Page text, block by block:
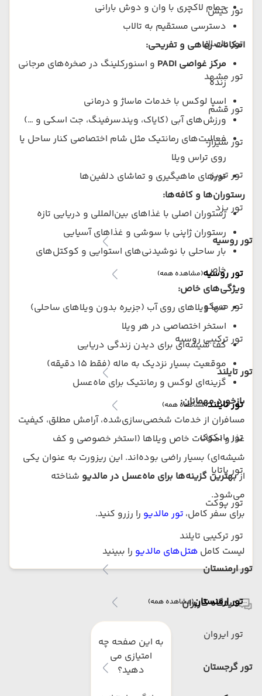
تور کیش
تور ماسال
تور مشهد
تور قشم
تور شیراز
تور تبریز
تور یزد
تور روسیه
تور روسیه(مشاهده همه)
تور مسکو
تور ترکیبی روسیه
تور تایلند
تور تایلند(مشاهده همه)
تور بانکوک
تور پاتایا
تور پوکت
تور ترکیبی تایلند
تور ارمنستان
تور ارمنستان(مشاهده همه)
تور ایروان
تور گرجستان
حمام لاکچری با وان و دوش بارانی
دسترسی مستقیم به تالاب
امکانات رفاهی و تفریحی:
مرکز غواصی PADI
و اسنورکلینگ در صخره‌های مرجانی
زنده
اسپا لوکس با خدمات ماساژ و درمانی
ورزش‌های آبی (کایاک، ویندسرفینگ، جت اسکی و …)
فعالیت‌های رمانتیک مثل شام اختصاصی کنار ساحل یا
روی تراس ویلا
تورهای ماهیگیری و تماشای دلفین‌ها
رستوران‌ها و کافه‌ها:
رستوران اصلی با غذاهای بین‌المللی و دریایی تازه
رستوران ژاپنی با سوشی و غذاهای آسیایی
بار ساحلی با نوشیدنی‌های استوایی و کوکتل‌های
خاص
ویژگی‌های خاص:
تنها ویلاهای روی آب (جزیره بدون ویلاهای ساحلی)
استخر اختصاصی در هر ویلا
کف شیشه‌ای برای دیدن زندگی دریایی
موقعیت بسیار نزدیک به ماله (فقط ۱۵ دقیقه)
گزینه‌ای لوکس و رمانتیک برای ماه‌عسل
بازخورد مهمانان:
مسافران از خدمات شخصی‌سازی‌شده، آرامش مطلق، کیفیت
غذا و امکانات خاص ویلاها (استخر خصوصی و کف
شیشه‌ای) بسیار راضی بوده‌اند. این ریزورت به عنوان یکی
ازبهترین گزینه‌ها برای ماه‌عسل در مالدیو شناخته
می‌شود.
برای سفر کامل، تور مالدیو را رزرو کنید.
لیست کامل هتل‌های مالدیو را ببینید
دیدگاه کاربران
به این صفحه چه
امتیازی می
دهید؟